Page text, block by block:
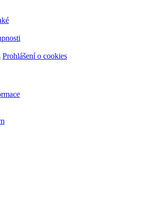
Prohlášení o cookies